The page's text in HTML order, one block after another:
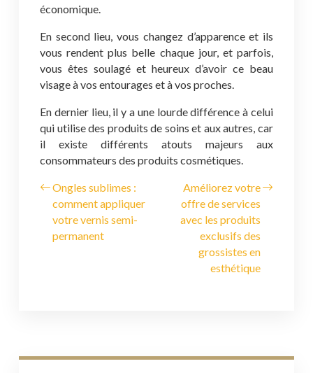
économique.
En second lieu, vous changez d’apparence et ils
vous rendent plus belle chaque jour, et parfois,
vous êtes soulagé et heureux d’avoir ce beau
visage à vos entourages et à vos proches.
En dernier lieu, il y a une lourde différence à celui
qui utilise des produits de soins et aux autres, car
il existe différents atouts majeurs aux
consommateurs des produits cosmétiques.
Ongles sublimes :
comment appliquer
votre vernis semi-
permanent
Améliorez votre
offre de services
avec les produits
exclusifs des
grossistes en
esthétique